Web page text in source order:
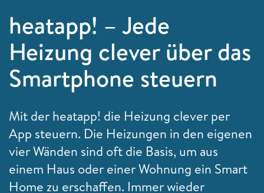
heatapp! – Jede
Heizung clever über das
Smartphone steuern
Mit der heatapp! die Heizung clever per
App steuern. Die Heizungen in den eigenen
vier Wänden sind oft die Basis, um aus
einem Haus oder einer Wohnung ein Smart
Home zu erschaffen. Immer wieder